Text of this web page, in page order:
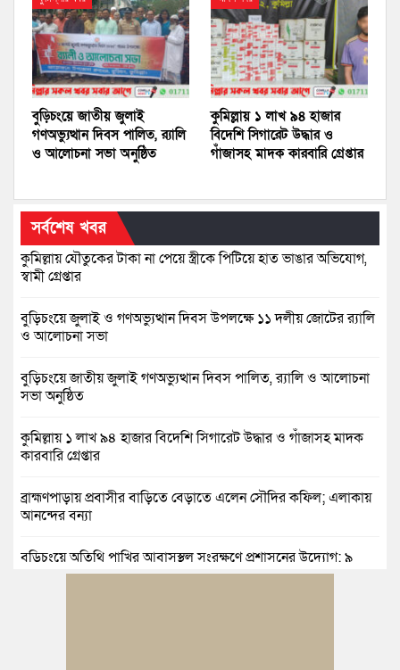
বুড়িচংয়ে জাতীয় জুলাই
গণঅভ্যুত্থান দিবস পালিত, র‍্যালি
ও আলোচনা সভা অনুষ্ঠিত
কুমিল্লায় ১ লাখ ৯৪ হাজার
বিদেশি সিগারেট উদ্ধার ও
গাঁজাসহ মাদক কারবারি গ্রেপ্তার
সর্বশেষ খবর
কুমিল্লায় যৌতুকের টাকা না পেয়ে স্ত্রীকে পিটিয়ে হাত ভাঙার অভিযোগ,
স্বামী গ্রেপ্তার
বুড়িচংয়ে জুলাই ও গণঅভ্যুত্থান দিবস উপলক্ষে ১১ দলীয় জোটের র‍্যালি
ও আলোচনা সভা
বুড়িচংয়ে জাতীয় জুলাই গণঅভ্যুত্থান দিবস পালিত, র‍্যালি ও আলোচনা
সভা অনুষ্ঠিত
কুমিল্লায় ১ লাখ ৯৪ হাজার বিদেশি সিগারেট উদ্ধার ও গাঁজাসহ মাদক
কারবারি গ্রেপ্তার
ব্রাহ্মণপাড়ায় প্রবাসীর বাড়িতে বেড়াতে এলেন সৌদির কফিল; এলাকায়
আনন্দের বন্যা
বুড়িচংয়ে অতিথি পাখির আবাসস্থল সংরক্ষণে প্রশাসনের উদ্যোগ; ৯
সদস্যের কমিটি গঠন